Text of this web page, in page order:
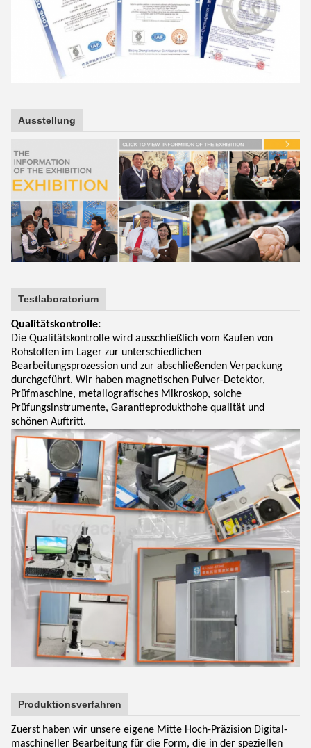
Ausstellung
Testlaboratorium
Qualitätskontrolle:
Die Qualitätskontrolle wird ausschließlich vom Kaufen von
Rohstoffen im Lager zur unterschiedlichen
Bearbeitungsprozession und zur abschließenden Verpackung
durchgeführt. Wir haben magnetischen Pulver-Detektor,
Prüfmaschine, metallografisches Mikroskop, solche
Prüfungsinstrumente, Garantieprodukthohe qualität und
schönen Auftritt.
Produktionsverfahren
Zuerst haben wir unsere eigene Mitte Hoch-Präzision Digital-
maschineller Bearbeitung für die Form, die in der speziellen